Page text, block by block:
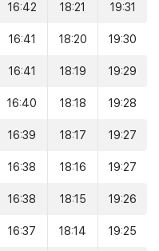
16:42 18:21 19:31
16:41 18:20 19:30
16:41 18:19 19:29
16:40 18:18 19:28
16:39 18:17 19:27
16:38 18:16 19:27
16:38 18:15 19:26
16:37 18:14 19:25